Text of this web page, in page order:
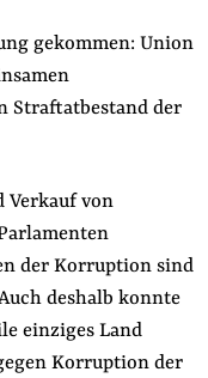
gekommen: Union
Straftatbestand der
Verkauf von
der Korruption sind
deshalb konnte
einziges Land
Korruption der